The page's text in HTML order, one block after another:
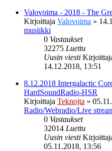
Valovoima - 2018 - The
Kirjoittaja Valovoima »
musiikki
0 Vastaukset
32275 Luettu
Uusin viesti
14.12.2018, 13:51
8.12.2018 Intergalactic
HardSoundRadio-HSR
Kirjoittaja Teknojta »
Radio/Webradio/Live
0 Vastaukset
32014 Luettu
Uusin viesti
05.11.2018, 13:56